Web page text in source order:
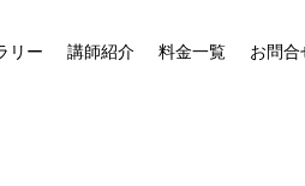
リー 講師紹介 料金一覧 お問合